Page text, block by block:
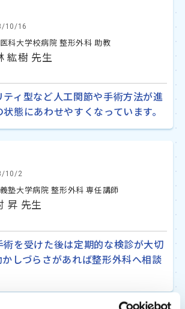
10/16
科大学校病院 整形外科 助教
紘樹 先生
ィ型など人工関節や手術方法が進
態にあわせやすくなっています。
10/2
塾大学病院 整形外科 専任講師
昇 先生
術を受けた後は定期的な検診が大切
しづらさがあれば整形外科へ相談